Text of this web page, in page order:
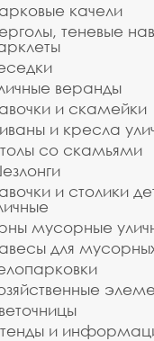
качели
теневые
веранды
и скамейки
и кресла
со скамьями
и столики
мусорные
для
и